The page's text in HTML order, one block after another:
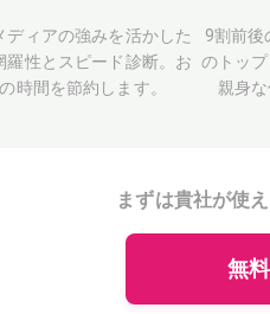
ディアの強みを活かした
羅性とスピード診断。お
時間を節約します。
9割前後
のトップ
親身な
まずは貴社が使
無